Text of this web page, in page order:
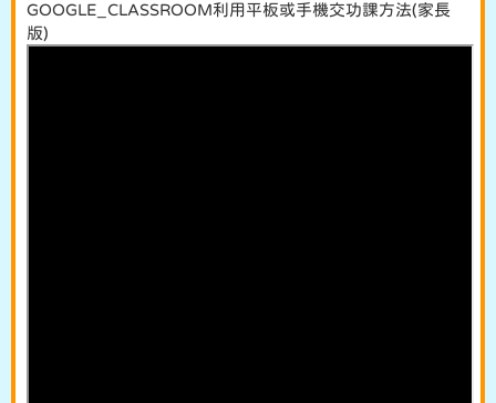
GOOGLE_CLASSROOM利用平板或手機交功課方法(家長
版)